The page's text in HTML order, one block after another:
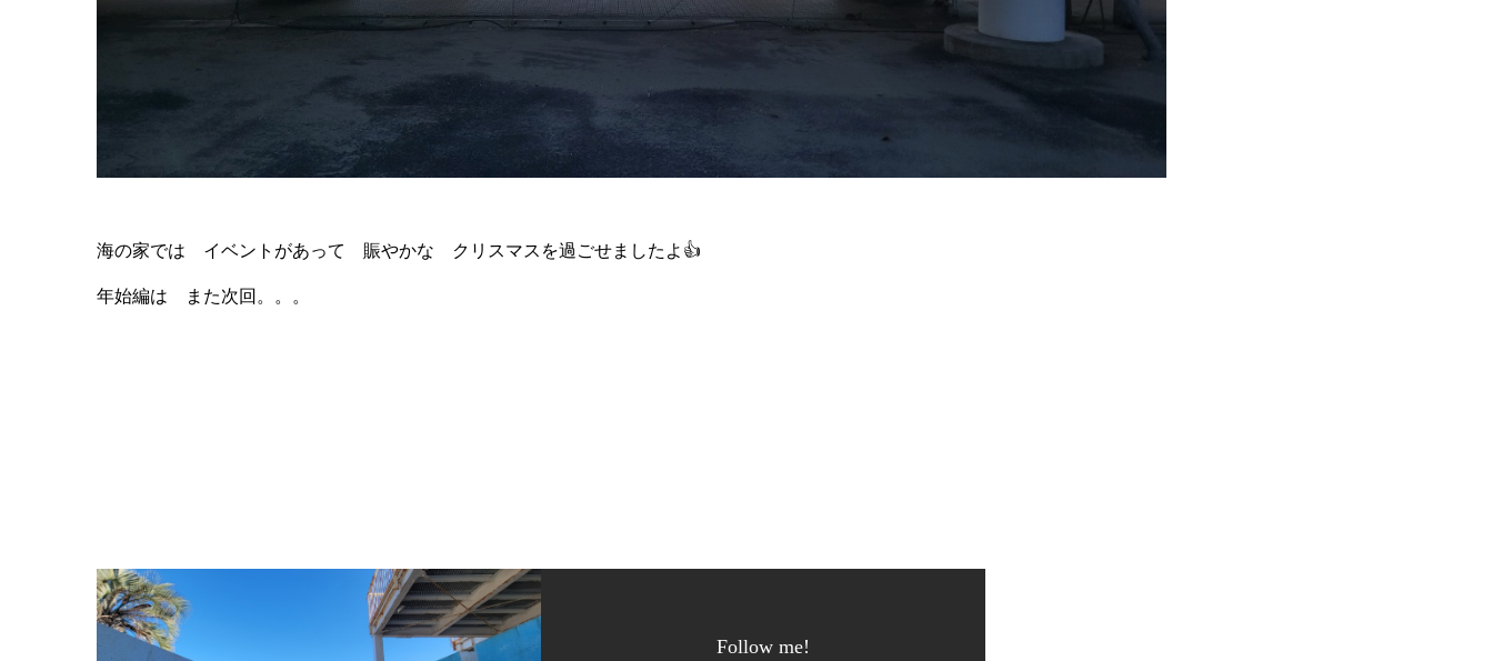
海の家では イベントがあって 賑やかな クリスマスを過ごせましたよ👍
年始編は また次回。。。
Follow me!